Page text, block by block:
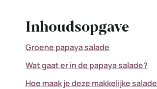
Inhoudsopgave
Groene papaya salade
Wat gaat er in de papaya salade?
Hoe maak je deze makkelijke salade